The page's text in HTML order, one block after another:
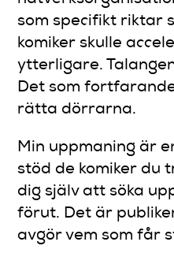
som specifikt riktar
komiker skulle
ytterligare.
Det som
rätta dörrarna.
Min uppmaning är
stöd de komiker du
dig själv att söka
förut. Det är
avgör vem som får